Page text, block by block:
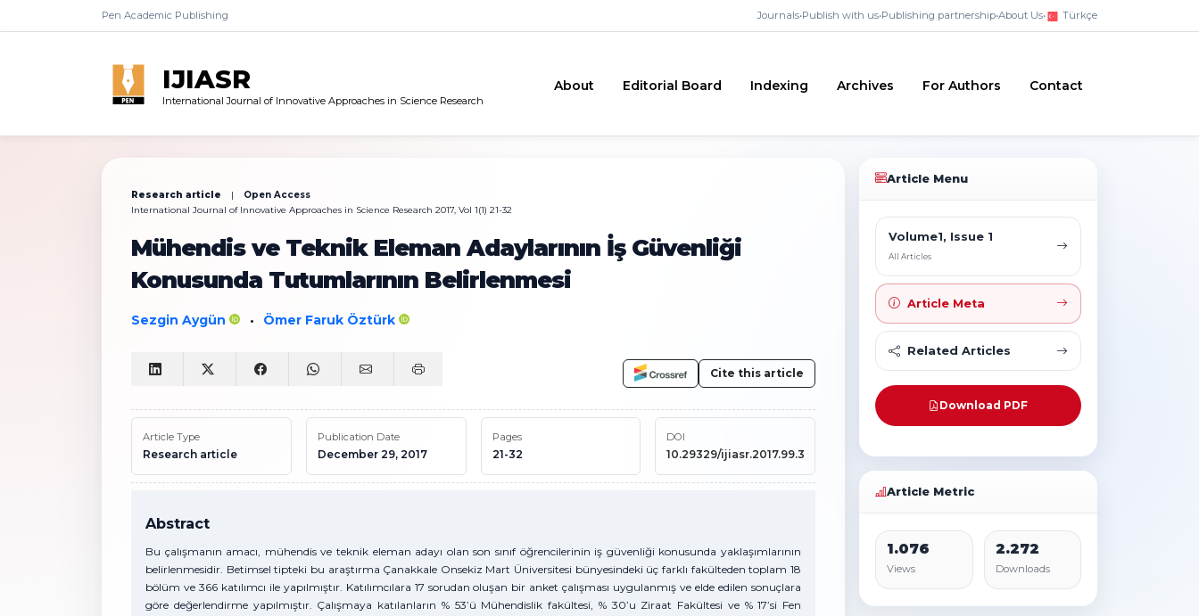
Pen Academic Publishing Journals•Publish with us•Publishing partnership•About Us• Türkçe
IJIASR
International Journal of Innovative Approaches in Science Research
About Editorial Board Indexing Archives For Authors Contact
Research article |
Open Access
International Journal of Innovative Approaches in Science Research 2017, Vol 1(1) 21-32
Mühendis ve Teknik Eleman Adaylarının İş Güvenliği
Konusunda Tutumlarının Belirlenmesi
Sezgin Aygün • Ömer Faruk Öztürk
Cite this article
Article Type
Research article
Publication Date
December 29, 2017
Pages
21-32
DOI
10.29329/ijiasr.2017.99.3
Abstract
Bu çalışmanın amacı, mühendis ve teknik eleman adayı olan son sınıf öğrencilerinin iş güvenliği konusunda yaklaşımlarının
belirlenmesidir. Betimsel tipteki bu araştırma Çanakkale Onsekiz Mart Üniversitesi bünyesindeki üç farklı fakülteden toplam 18
bölüm ve 366 katılımcı ile yapılmıştır. Katılımcılara 17 sorudan oluşan bir anket çalışması uygulanmış ve elde edilen sonuçlara
göre değerlendirme yapılmıştır. Çalışmaya katılanların % 53’ü Mühendislik fakültesi, % 30’u Ziraat Fakültesi ve % 17’si Fen
Article Menu
Volume1, Issue 1
All Articles
Article Meta
Related Articles
Download PDF
Article Metric
1.076
Views
2.272
Downloads